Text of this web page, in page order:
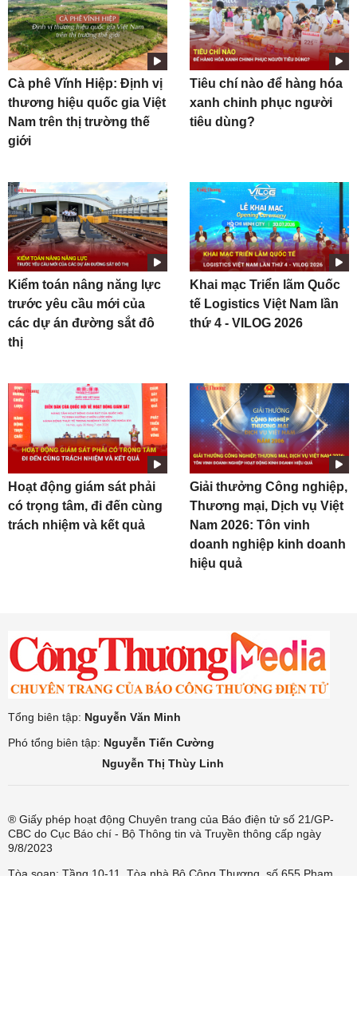
Cà phê Vĩnh Hiệp: Định vị
thương hiệu quốc gia Việt
Nam trên thị trường thế
giới
Tiêu chí nào để hàng hóa
xanh chinh phục người
tiêu dùng?
Kiểm toán nâng năng lực
trước yêu cầu mới của
các dự án đường sắt đô
thị
Khai mạc Triển lãm Quốc
tế Logistics Việt Nam lần
thứ 4 - VILOG 2026
Hoạt động giám sát phải
có trọng tâm, đi đến cùng
trách nhiệm và kết quả
Giải thưởng Công nghiệp,
Thương mại, Dịch vụ Việt
Nam 2026: Tôn vinh
doanh nghiệp kinh doanh
hiệu quả
Tổng biên tập: Nguyễn Văn Minh
Phó tổng biên tập: Nguyễn Tiến Cường
Nguyễn Thị Thùy Linh
® Giấy phép hoạt động Chuyên trang của Báo điện tử số 21/GP-
CBC do Cục Báo chí - Bộ Thông tin và Truyền thông cấp ngày
9/8/2023
Tòa soạn: Tầng 10-11, Tòa nhà Bộ Công Thương, số 655 Phạm